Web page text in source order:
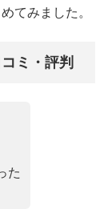
てみました。
ミ・評判
た